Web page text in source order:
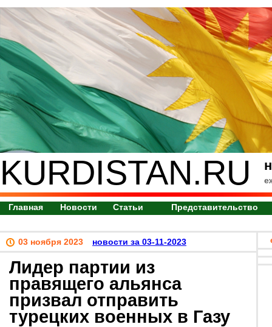
KURDISTAN.RU
Главная Новости Статьи Представительство
03 ноября 2023 новости за 03-11-2023
Лидер партии из
правящего альянса
призвал отправить
турецких военных в Газу